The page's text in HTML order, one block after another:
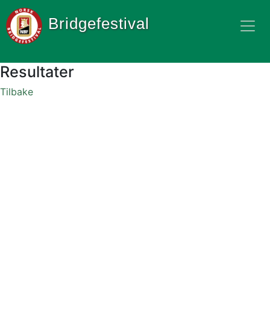
Bridgefestival
Resultater
Tilbake